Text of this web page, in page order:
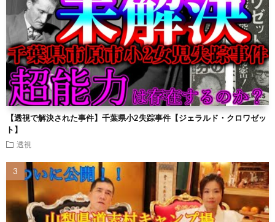
【透視で解決された事件】千葉県小2失踪事件【ジェラルド・クロワゼッ
ト】
透視